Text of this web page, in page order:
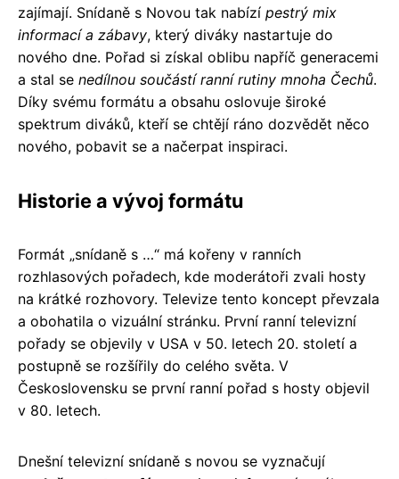
zajímají. Snídaně s Novou tak nabízí pestrý mix
informací a zábavy, který diváky nastartuje do
nového dne. Pořad si získal oblibu napříč generacemi
a stal se nedílnou součástí ranní rutiny mnoha Čechů.
Díky svému formátu a obsahu oslovuje široké
spektrum diváků, kteří se chtějí ráno dozvědět něco
nového, pobavit se a načerpat inspiraci.
Historie a vývoj formátu
Formát „snídaně s …“ má kořeny v ranních
rozhlasových pořadech, kde moderátoři zvali hosty
na krátké rozhovory. Televize tento koncept převzala
a obohatila o vizuální stránku. První ranní televizní
pořady se objevily v USA v 50. letech 20. století a
postupně se rozšířily do celého světa. V
Československu se první ranní pořad s hosty objevil
v 80. letech.
Dnešní televizní snídaně s novou se vyznačují